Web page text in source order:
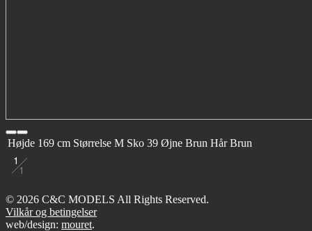
Højde 169 cm Størrelse M Sko 39 Øjne Brun HårBrun
1
1
© 2026 C&C MODELS All Rights Reserved.
Vilkår og betingelser
web/design: mouret.